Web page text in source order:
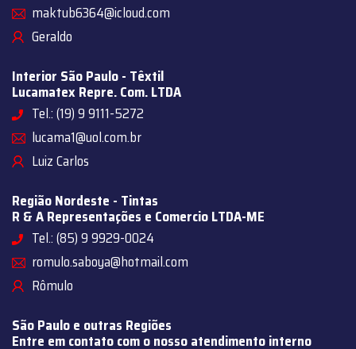
maktub6364@icloud.com
Geraldo
Interior São Paulo - Têxtil
Lucamatex Repre. Com. LTDA
Tel.: (19) 9 9111-5272
lucama1@uol.com.br
Luiz Carlos
Região Nordeste - Tintas
R & A Representações e Comercio LTDA-ME
Tel.: (85) 9 9929-0024
romulo.saboya@hotmail.com
Rômulo
São Paulo e outras Regiões
Entre em contato com o nosso atendimento interno